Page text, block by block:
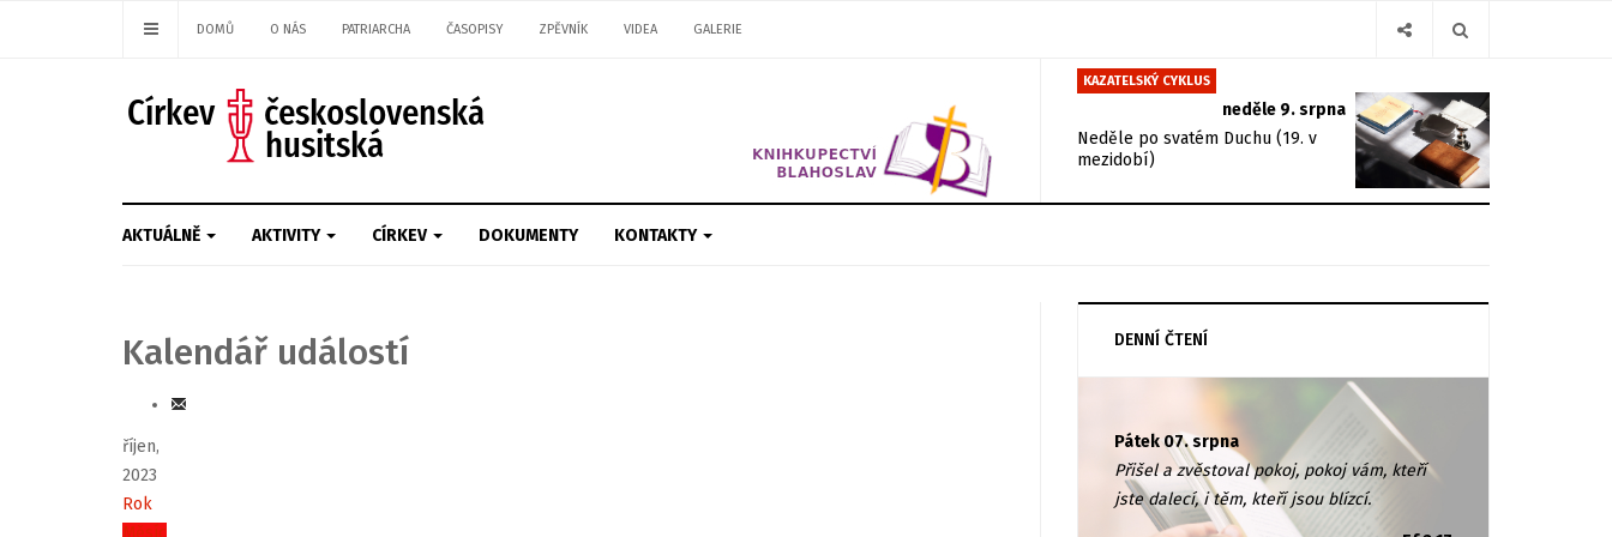
DOMŮ O NÁS PATRIARCHA ČASOPISY ZPĚVNÍK VIDEA GALERIE
KAZATELSKÝ CYKLUS
neděle 9. srpna
Neděle po svatém Duchu (19. v
mezidobí)
AKTUÁLNĚ AKTIVITY CÍRKEV DOKUMENTY KONTAKTY
Kalendář událostí
říjen,
2023
Rok
Měsíc
DENNÍ ČTENÍ
Pátek 07. srpna
Přišel a zvěstoval pokoj, pokoj vám, kteří
jste dalecí, i těm, kteří jsou blízcí.